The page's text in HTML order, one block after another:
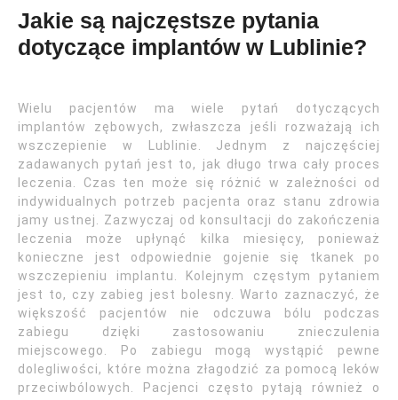
Jakie są najczęstsze pytania
dotyczące implantów w Lublinie?
Wielu pacjentów ma wiele pytań dotyczących
implantów zębowych, zwłaszcza jeśli rozważają ich
wszczepienie w Lublinie. Jednym z najczęściej
zadawanych pytań jest to, jak długo trwa cały proces
leczenia. Czas ten może się różnić w zależności od
indywidualnych potrzeb pacjenta oraz stanu zdrowia
jamy ustnej. Zazwyczaj od konsultacji do zakończenia
leczenia może upłynąć kilka miesięcy, ponieważ
konieczne jest odpowiednie gojenie się tkanek po
wszczepieniu implantu. Kolejnym częstym pytaniem
jest to, czy zabieg jest bolesny. Warto zaznaczyć, że
większość pacjentów nie odczuwa bólu podczas
zabiegu dzięki zastosowaniu znieczulenia
miejscowego. Po zabiegu mogą wystąpić pewne
dolegliwości, które można złagodzić za pomocą leków
przeciwbólowych. Pacjenci często pytają również o